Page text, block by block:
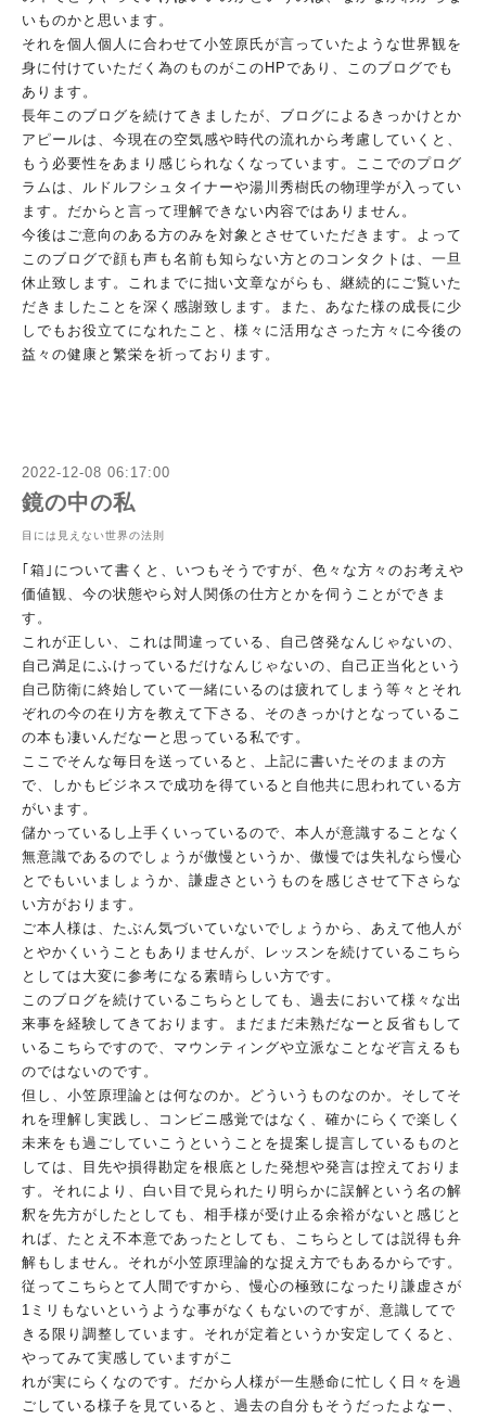
いものかと思います。
それを個人個人に合わせて小笠原氏が言っていたような世界観を
身に付けていただく為のものがこのHPであり、このブログでも
あり ます。
長年このブログを続けてきましたが、ブログによるきっかけとか
ア ピールは、今現在の空気感や時代の流れから考慮していくと、
もう 必要性をあまり感じられなくなっています。ここでのプログ
ラムは
、ルドルフシュタイナーや湯川秀樹氏の物理学が入ってい
ます。だからと言って理解できない内容ではありません。
今後はご意向のある方のみを対象とさせていただきます。よって
こ のブログで顔も声も名前も知らない方とのコンタクトは、一旦
休止致します。これまでに拙い文章ながらも、継続的にご覧いた
だきま したことを深く感謝致します。また、あなた様の成長に少
しでもお役立てになれたこと、様々に活用なさった方々に今後の
益々の健康 と繁栄を祈っております。
2022-12-08 06:17:00
鏡の中の私
目には見えない世界の法則
｢箱｣について書くと、いつもそうですが、色々な方々のお考えや
価値観、今の状態やら対人関係の仕方とかを伺うことができま
す。
これが正しい、これは間違っている、自己啓発なんじゃないの、
自 己満足にふけっているだけなんじゃないの、自己正当化という
自己防衛に終始していて一緒にいるのは疲れてしまう等々とそれ
ぞれの今の在り方を教えて下さる、そのきっかけとなっているこ
の本も凄いんだなーと思っている私です。
ここでそんな毎日を送っていると、上記に書いたそのままの方
で、
しかもビジネスで成功を得ていると自他共に思われている方
がいま す。
儲かっているし上手くいっているので、本人が意識することなく
無意識であるのでしょうが傲慢というか、傲慢では失礼なら慢心
とで もいいましょうか、謙虚さというものを感じさせて下さらな
い方がおります。
ご本人様は、たぶん気づいていないでしょうから、あえて他人が
と やかくいうこともありませんが、レッスンを続けているこちら
とし ては大変に参考になる素晴らしい方です。
このブログを続けているこちらとしても、過去において様々な出
来事を経験してきております。まだまだ未熟だなーと反省もして
いる こちらですので、マウンティングや立派なことなぞ言えるも
のでは ないのです。
但し、小笠原理論とは何なのか。どういうものなのか。そしてそ
れを理解し実践し、コンビニ感覚ではなく、確かにらくで楽しく
未来をも過ごしていこうということを提案し提言しているものと
しては
、目先や損得勘定を根底とした発想や発言は控えておりま
す。それにより、白い目で見られたり明らかに誤解という名の解
釈を先方が したとしても、相手様が受け止る余裕がないと感じと
れば、たとえ 不本意であったとしても、こちらとしては説得も弁
解もしません。 それが小笠原理論的な捉え方でもあるからです。
従ってこちらとて 人間ですから、慢心の極致になったり謙虚さが
1ミリもないという ような事がなくもないのですが、 意識してで
きる限り調整しています。それが定着というか安定して くると、
やってみて実感していますがこ
れが実にらくなのです。だから人様が一生懸命に忙しく日々を過
ご している様子を見ていると、過去の自分もそうだったよなー、